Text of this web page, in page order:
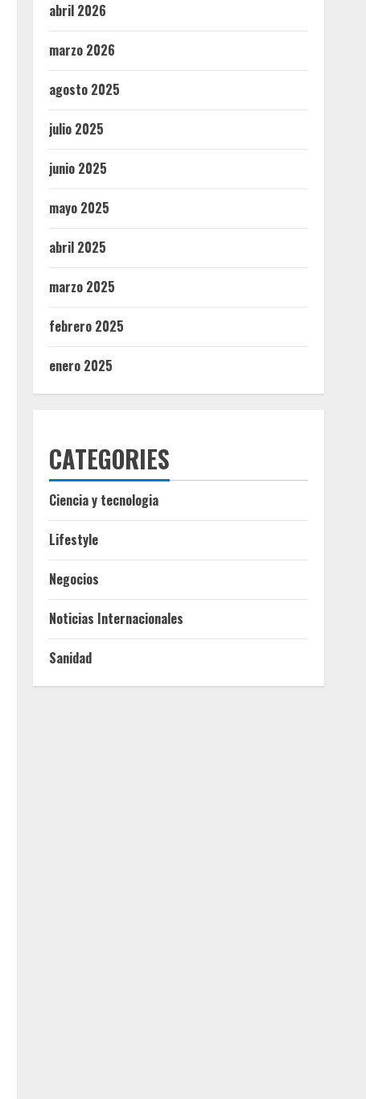
abril 2026
marzo 2026
agosto 2025
julio 2025
junio 2025
mayo 2025
abril 2025
marzo 2025
febrero 2025
enero 2025
CATEGORIES
Ciencia y tecnologia
Lifestyle
Negocios
Noticias Internacionales
Sanidad